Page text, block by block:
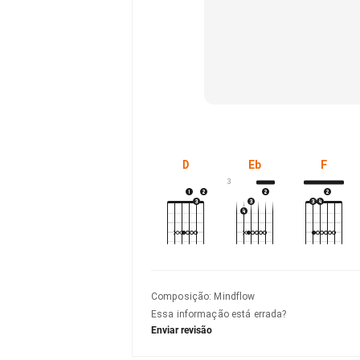
D Eb
3
F
Composição: Mindflow
Essa informação está errada?
Enviar revisão